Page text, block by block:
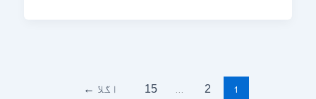
1
2
…
15 اگلا ←